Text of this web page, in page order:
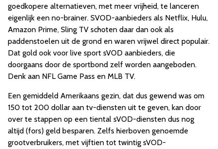
goedkopere alternatieven, met meer vrijheid, te lanceren
eigenlijk een no-brainer. SVOD-aanbieders als Netflix, Hulu,
Amazon Prime, Sling TV schoten daar dan ook als
paddenstoelen uit de grond en waren vrijwel direct populair.
Dat gold ook voor live sport sVOD aanbieders, die
doorgaans door de sportbond zelf worden aangeboden.
Denk aan NFL Game Pass en MLB TV.
Een gemiddeld Amerikaans gezin, dat dus gewend was om
150 tot 200 dollar aan tv-diensten uit te geven, kan door
over te stappen op een tiental sVOD-diensten dus nog
altijd (fors) geld besparen. Zelfs hierboven genoemde
grootverbruikers, met vijftien tot twintig sVOD-